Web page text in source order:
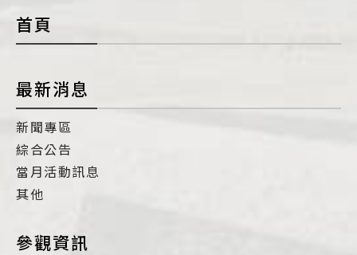
首頁
最新消息
新聞專區
綜合公告
當月活動訊息
其他
參觀資訊